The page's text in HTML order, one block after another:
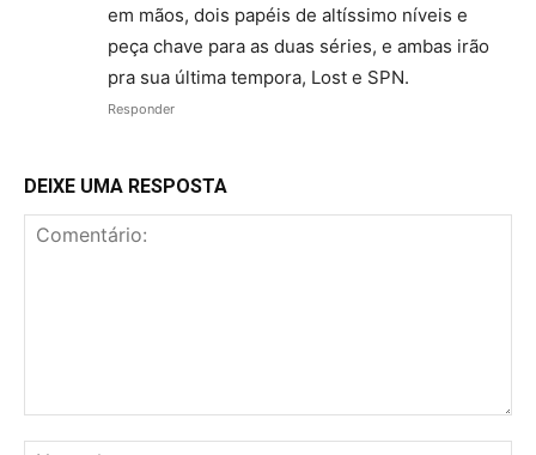
em mãos, dois papéis de altíssimo níveis e
peça chave para as duas séries, e ambas irão
pra sua última tempora, Lost e SPN.
Responder
DEIXE UMA RESPOSTA